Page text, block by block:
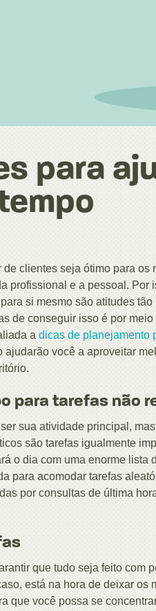
para
de clientes seja ótimo para
profissional e a pessoal. Por
si mesmo são atitudes
de conseguir isso é por
a dicas de planejamento
ajudarão você a aproveitar
para tarefas não
sua atividade principal,
são tarefas igualmente
o dia com uma enorme
para acomodar tarefas
por consultas de última
que tudo seja feito com
está na hora de deixar os
que você possa se